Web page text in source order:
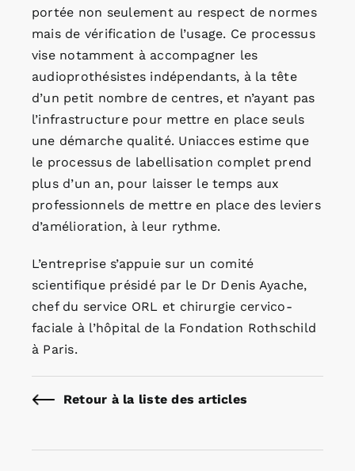
portée non seulement au respect de normes
mais de vérification de l’usage. Ce processus
vise notamment à accompagner les
audioprothésistes indépendants, à la tête
d’un petit nombre de centres, et n’ayant pas
l’infrastructure pour mettre en place seuls
une démarche qualité. Uniacces estime que
le processus de labellisation complet prend
plus d’un an, pour laisser le temps aux
professionnels de mettre en place des leviers
d’amélioration, à leur rythme.
L’entreprise s’appuie sur un comité
scientifique présidé par le Dr Denis Ayache,
chef du service ORL et chirurgie cervico-
faciale à l’hôpital de la Fondation Rothschild
à Paris.
Retour à la liste des articles